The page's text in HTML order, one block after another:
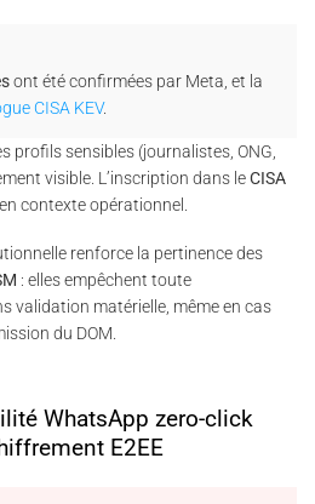
ont été confirmées par Meta, et la
CISA KEV.
profils sensibles (journalistes, ONG,
visible. L’inscription dans leCISA
contexte opérationnel.
renforce la pertinence des
: elles empêchent toute
validation matérielle, même en cas
du DOM.
WhatsApp zero-click
E2EE